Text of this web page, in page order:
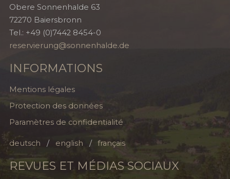
Obere Sonnenhalde 63
72270 Baiersbronn
Tel.: +49 (0)7442 8454-0
reservierung@sonnenhalde.de
INFORMATIONS
Mentions légales
Protection des données
Paramètres de confidentialité
deutsch english français
REVUES ET MÉDIAS SOCIAUX